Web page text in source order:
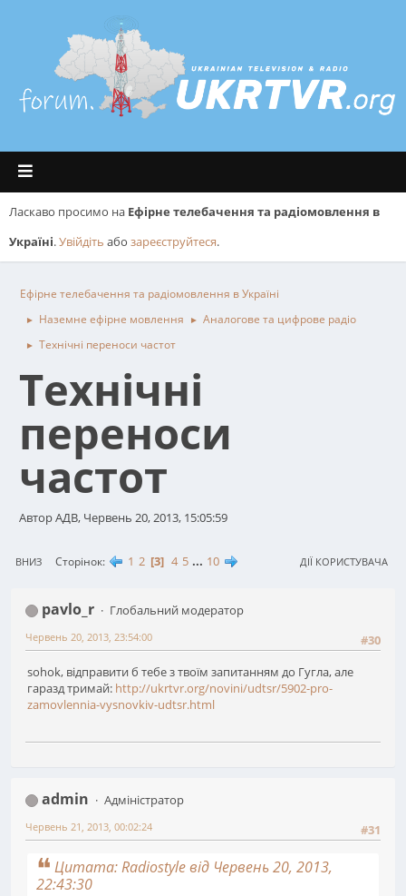
Ласкаво просимо на Ефірне телебачення та радіомовлення в
Україні.Увійдіть або зареєструйтеся.
Ефірне телебачення та радіомовлення в Україні
► Наземне ефірне мовлення ► Аналогове та цифрове радіо
► Технічні переноси частот
Технічні
переноси
частот
Автор АДВ, Червень 20, 2013, 15:05:59
ВНИЗ Сторінок 1 2 3 4 5 ... 10 ДІЇ КОРИСТУВАЧА
pavlo_r
Глобальний модератор
#30
Червень 20, 2013, 23:54:00
sohok, відправити б тебе з твоїм запитанням до Гугла, але
гаразд тримай: http://ukrtvr.org/novini/udtsr/5902-pro-
zamovlennia-vysnovkiv-udtsr.html
admin
Адміністратор
#31
Червень 21, 2013, 00:02:24
Цитата: Radiostyle від Червень 20, 2013,
22:43:30